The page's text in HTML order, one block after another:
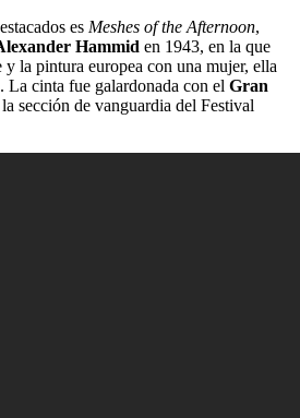
es Meshes of the Afternoon,
Hammid en 1943, en la que
la pintura europea con una mujer, ella
La cinta fue galardonada con el Gran
sección de vanguardia del Festival